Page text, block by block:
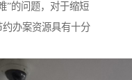
”的问题，对于缩短
办案资源具有十分